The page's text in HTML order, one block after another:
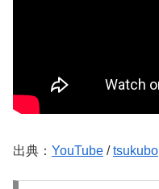
出典： YouTube /tsukubo